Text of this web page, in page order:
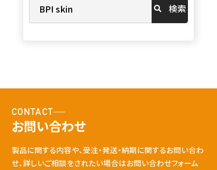
検索
CONTACT
お問い合わせ
製品に関する内容や、受注・発送・納期に関するお問い合わ
せ、詳しいご相談をされたい場合はお問い合わせフォーム